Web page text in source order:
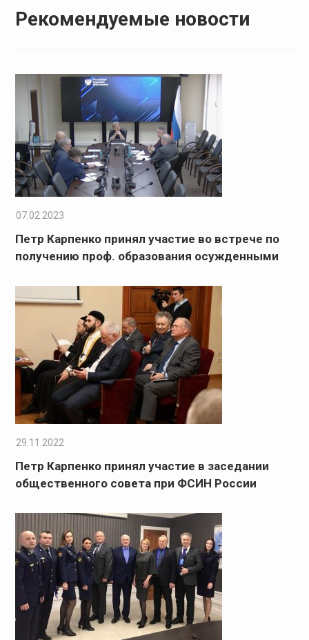
Рекомендуемые новости
07.02.2023
Петр Карпенко принял участие во встрече по
получению проф. образования осужденными
29.11.2022
Петр Карпенко принял участие в заседании
общественного совета при ФСИН России